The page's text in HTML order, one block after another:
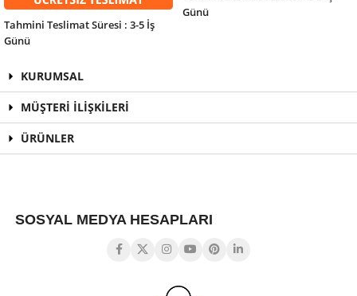
Tahmini Teslimat Süresi : 3-5 İş
Günü
Günü
KURUMSAL
MÜŞTERİ İLİŞKİLERİ
ÜRÜNLER
SOSYAL MEDYA HESAPLARI